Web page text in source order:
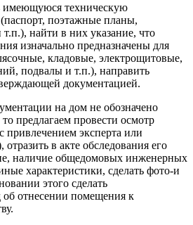
имеющуюся техническую
поэтажные планы,
найти в них указание, что
изначально предназначены для
кладовые, электрощитовые,
подвалы и т.п.), направить
документацией.
на дом не обозначено
предлагаем провести осмотр
эксперта или
в акте обследования его
наличие общедомовых инженерных
характеристики, сделать фото-и
этого сделать
об отнесении помещения к